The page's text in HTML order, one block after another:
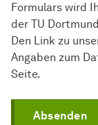
Formulars wird
der TU
Den Link zu
Angaben zum
Seite.
Absenden